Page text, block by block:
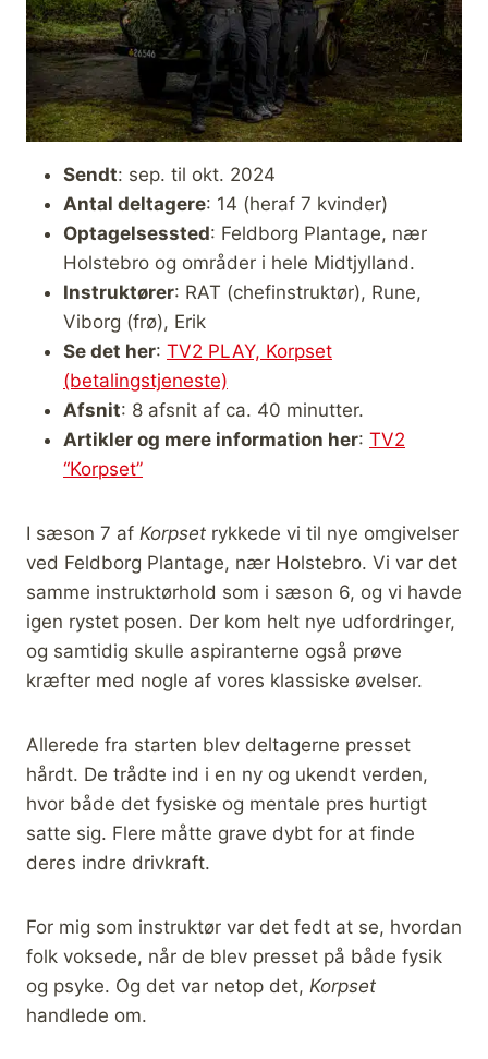
Sendt: sep. til okt. 2024
Antal deltagere: 14 (heraf 7 kvinder)
Optagelsessted: Feldborg Plantage, nær
Holstebro og områder i hele Midtjylland.
Instruktører: RAT (chefinstruktør), Rune,
Viborg (frø), Erik
Se det her: TV2 PLAY, Korpset
(betalingstjeneste)
Afsnit: 8 afsnit af ca. 40 minutter.
Artikler og mere information her: TV2
“Korpset”
I sæson 7 af Korpset rykkede vi til nye omgivelser
ved Feldborg Plantage, nær Holstebro. Vi var det
samme instruktørhold som i sæson 6, og vi havde
igen rystet posen. Der kom helt nye udfordringer,
og samtidig skulle aspiranterne også prøve
kræfter med nogle af vores klassiske øvelser.
Allerede fra starten blev deltagerne presset
hårdt. De trådte ind i en ny og ukendt verden,
hvor både det fysiske og mentale pres hurtigt
satte sig. Flere måtte grave dybt for at finde
deres indre drivkraft.
For mig som instruktør var det fedt at se, hvordan
folk voksede, når de blev presset på både fysik
og psyke. Og det var netop det, Korpset
handlede om.